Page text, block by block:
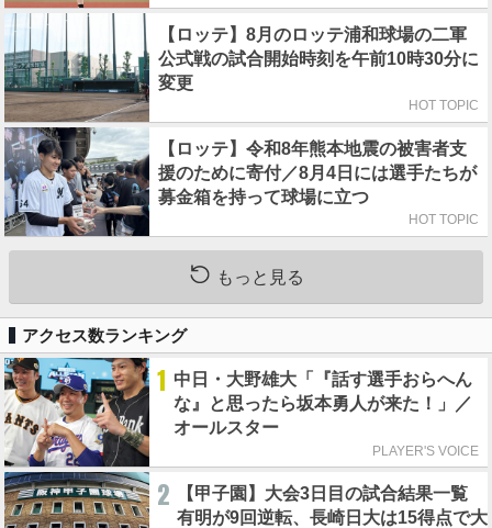
【ロッテ】8月のロッテ浦和球場の二軍
公式戦の試合開始時刻を午前10時30分に
変更
HOT TOPIC
【ロッテ】令和8年熊本地震の被害者支
援のために寄付／8月4日には選手たちが
募金箱を持って球場に立つ
HOT TOPIC
もっと見る
アクセス数ランキング
1 中日・大野雄大「『話す選手おらへん
な』と思ったら坂本勇人が来た！」／
オールスター
PLAYER'S VOICE
2
【甲子園】大会3日目の試合結果一覧
有明が9回逆転、長崎日大は15得点で大